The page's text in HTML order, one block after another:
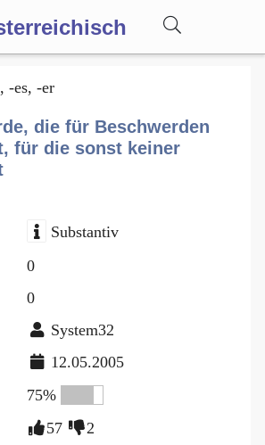
-es, -er
die für Beschwerden
für die sonst keiner
Substantiv
0
0
System32
12.05.2005
75%
57 2